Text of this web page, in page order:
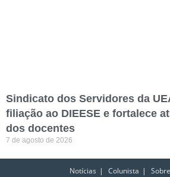
Sindicato dos Servidores da
filiação ao DIEESE e fortalece
dos docentes
7 de agosto de 2026
Notícias Colunista